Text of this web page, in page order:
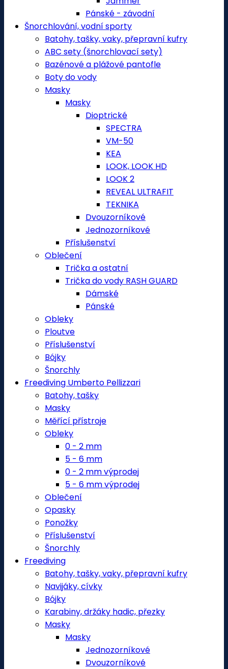
Pánské - závodní
Šnorchlování, vodní sporty
Batohy, tašky, vaky, přepravní kufry
ABC sety (šnorchlovací sety)
Bazénové a plážové pantofle
Boty do vody
Masky
Masky
Dioptrické
SPECTRA
VM-50
KEA
LOOK, LOOK HD
LOOK 2
REVEAL ULTRAFIT
TEKNIKA
Dvouzorníkové
Jednozorníkové
Příslušenství
Oblečení
Trička a ostatní
Trička do vody RASH GUARD
Dámské
Pánské
Obleky
Ploutve
Příslušenství
Bójky
Šnorchly
Freediving Umberto Pellizzari
Batohy, tašky
Masky
Měřící přístroje
Obleky
0 - 2 mm
5 - 6 mm
0 - 2 mm výprodej
5 - 6 mm výprodej
Oblečení
Opasky
Ponožky
Příslušenství
Šnorchly
Freediving
Batohy, tašky, vaky, přepravní kufry
Navijáky, cívky
Bójky
Karabiny, držáky hadic, přezky
Masky
Masky
Jednozorníkové
Dvouzorníkové